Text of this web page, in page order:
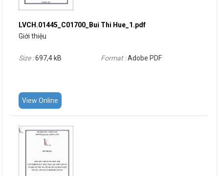
LVCH.01445_C01700_Bui Thi Hue_1.pdf
Giới thiệu
Size :697,4 kB Format :Adobe PDF
View Online